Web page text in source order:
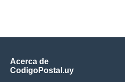
Acerca de
CodigoPostal.uy